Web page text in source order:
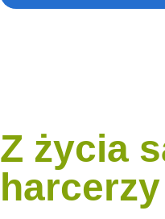
Z życia
harcerzy